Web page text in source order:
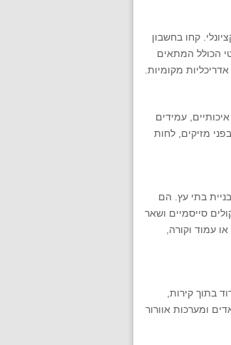
קחו בחשבון
הכולל המתאים
מקומיות.
עמידים
מזיקים, לחות
בתי עץ. הם
סייסמיים ושאר
עמוד וקורה,
בתוך קירות,
ומערכות אוורור